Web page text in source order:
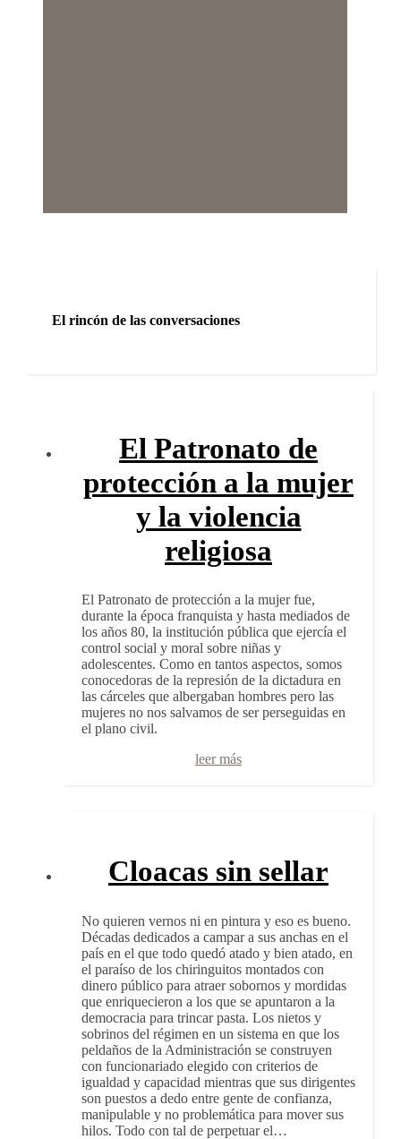
El rincón de las conversaciones
El Patronato de
protección a la mujer
y la violencia
religiosa
El Patronato de protección a la mujer fue,
durante la época franquista y hasta mediados de
los años 80, la institución pública que ejercía el
control social y moral sobre niñas y
adolescentes. Como en tantos aspectos, somos
conocedoras de la represión de la dictadura en
las cárceles que albergaban hombres pero las
mujeres no nos salvamos de ser perseguidas en
el plano civil.
leer más
Cloacas sin sellar
No quieren vernos ni en pintura y eso es bueno.
Décadas dedicados a campar a sus anchas en el
país en el que todo quedó atado y bien atado, en
el paraíso de los chiringuitos montados con
dinero público para atraer sobornos y mordidas
que enriquecieron a los que se apuntaron a la
democracia para trincar pasta. Los nietos y
sobrinos del régimen en un sistema en que los
peldaños de la Administración se construyen
con funcionariado elegido con criterios de
igualdad y capacidad mientras que sus dirigentes
son puestos a dedo entre gente de confianza,
manipulable y no problemática para mover sus
hilos. Todo con tal de perpetuar el…